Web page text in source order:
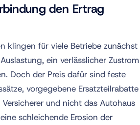
den Ertrag
klingen für viele Betriebe zunächst
ein verlässlicher Zustrom
Doch der Preis dafür sind feste
vorgegebene Ersatzteilrabatte
Versicherer und nicht das Autohaus
schleichende Erosion der